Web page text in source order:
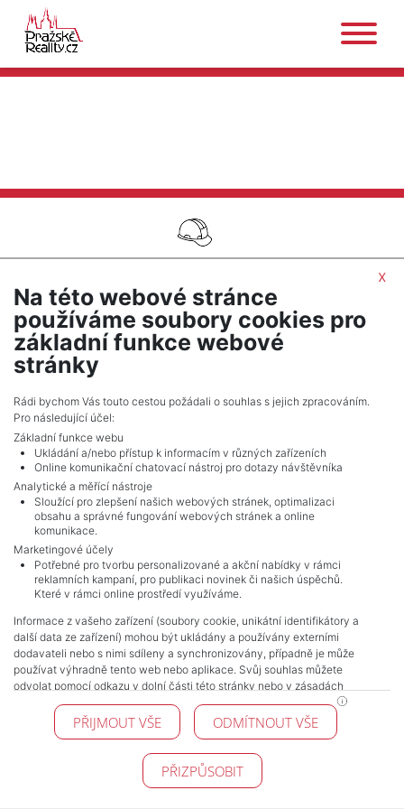
SEŘADIT PODLE CENY
UPRAVIT HLEDÁNÍ
NAVIGACE
Obchodní podmínky
Ochrana osobních údajů
Realitní kanceláře
Kontakt
Zpracování cookies
KONTAKT
Pražské reality
140 00 Praha 4
x
Na této webové stránce
používáme soubory cookies pro
základní funkce webové
stránky
Rádi bychom Vás touto cestou požádali o souhlas s jejich zpracováním.
Pro následující účel:
Základní funkce webu
Ukládání a/nebo přístup k informacím v různých zařízeních
Online komunikační chatovací nástroj pro dotazy návštěvníka
Analytické a měřící nástroje
Sloužící pro zlepšení našich webových stránek, optimalizaci
obsahu a správné fungování webových stránek a online
komunikace.
Marketingové účely
Potřebné pro tvorbu personalizované a akční nabídky v rámci
reklamních kampaní, pro publikaci novinek či našich úspěchů.
Které v rámci online prostředí využíváme.
Informace z vašeho zařízení (soubory cookie, unikátní identifikátory a
další data ze zařízení) mohou být ukládány a používány externími
dodavateli nebo s nimi sdíleny a synchronizovány, případně je může
používat výhradně tento web nebo aplikace. Svůj souhlas můžete
odvolat pomocí odkazu v dolní části této stránky nebo v zásadách
zpracování cookies.
PŘIJMOUT VŠE ODMÍTNOUT VŠE
PŘIZPŮSOBIT